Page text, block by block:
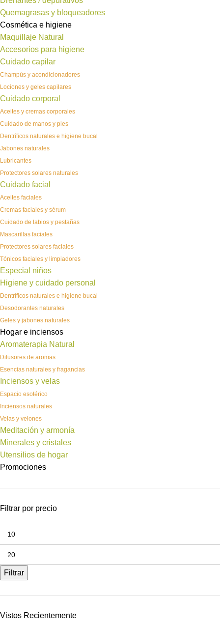
Quemagrasas y bloqueadores
Cosmética e higiene
Maquillaje Natural
Accesorios para higiene
Cuidado capilar
Champús y acondicionadores
Lociones y geles capilares
Cuidado corporal
Aceites y cremas corporales
Cuidado de manos y pies
Dentríficos naturales e higiene bucal
Jabones naturales
Lubricantes
Protectores solares naturales
Cuidado facial
Aceites faciales
Cremas faciales y sérum
Cuidado de labios y pestañas
Mascarillas faciales
Protectores solares faciales
Tónicos faciales y limpiadores
Especial niños
Higiene y cuidado personal
Dentríficos naturales e higiene bucal
Desodorantes naturales
Geles y jabones naturales
Hogar e inciensos
Aromaterapia Natural
Difusores de aromas
Esencias naturales y fragancias
Inciensos y velas
Espacio esotérico
Inciensos naturales
Velas y velones
Meditación y armonía
Minerales y cristales
Utensilios de hogar
Promociones
Filtrar por precio
Filtrar
Vistos Recientemente